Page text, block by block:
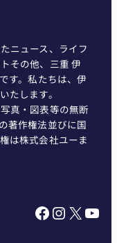
ニュース、ライフ
その他、三重 伊
す。私たちは、伊
たします。
真・図表等の無断
著作権法並びに国
は株式会社ユーま
Facebook InstagramX YouTube